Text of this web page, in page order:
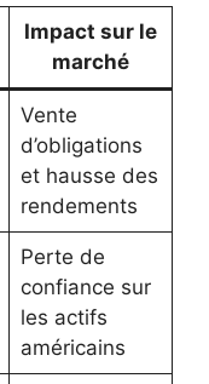
Impact sur le
marché
Vente
d’obligations
et hausse des
rendements
Perte de
confiance sur
les actifs
américains